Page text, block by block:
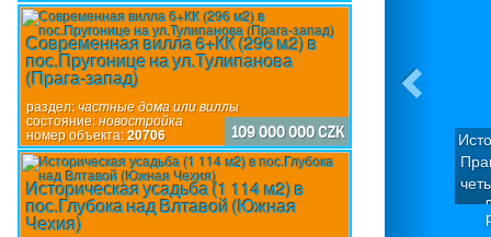
Современная вилла 6+КК (296 м2) в
пос.Пругонице на ул.Тулипанова
(Прага-запад)
раздел:частные дома или виллы
состояние:новостройка
номер объекта:20706 109 000 000 CZK
Историческая усадьба (1 114 м2) в
пос.Глубока над Влтавой (Южная
Чехия)